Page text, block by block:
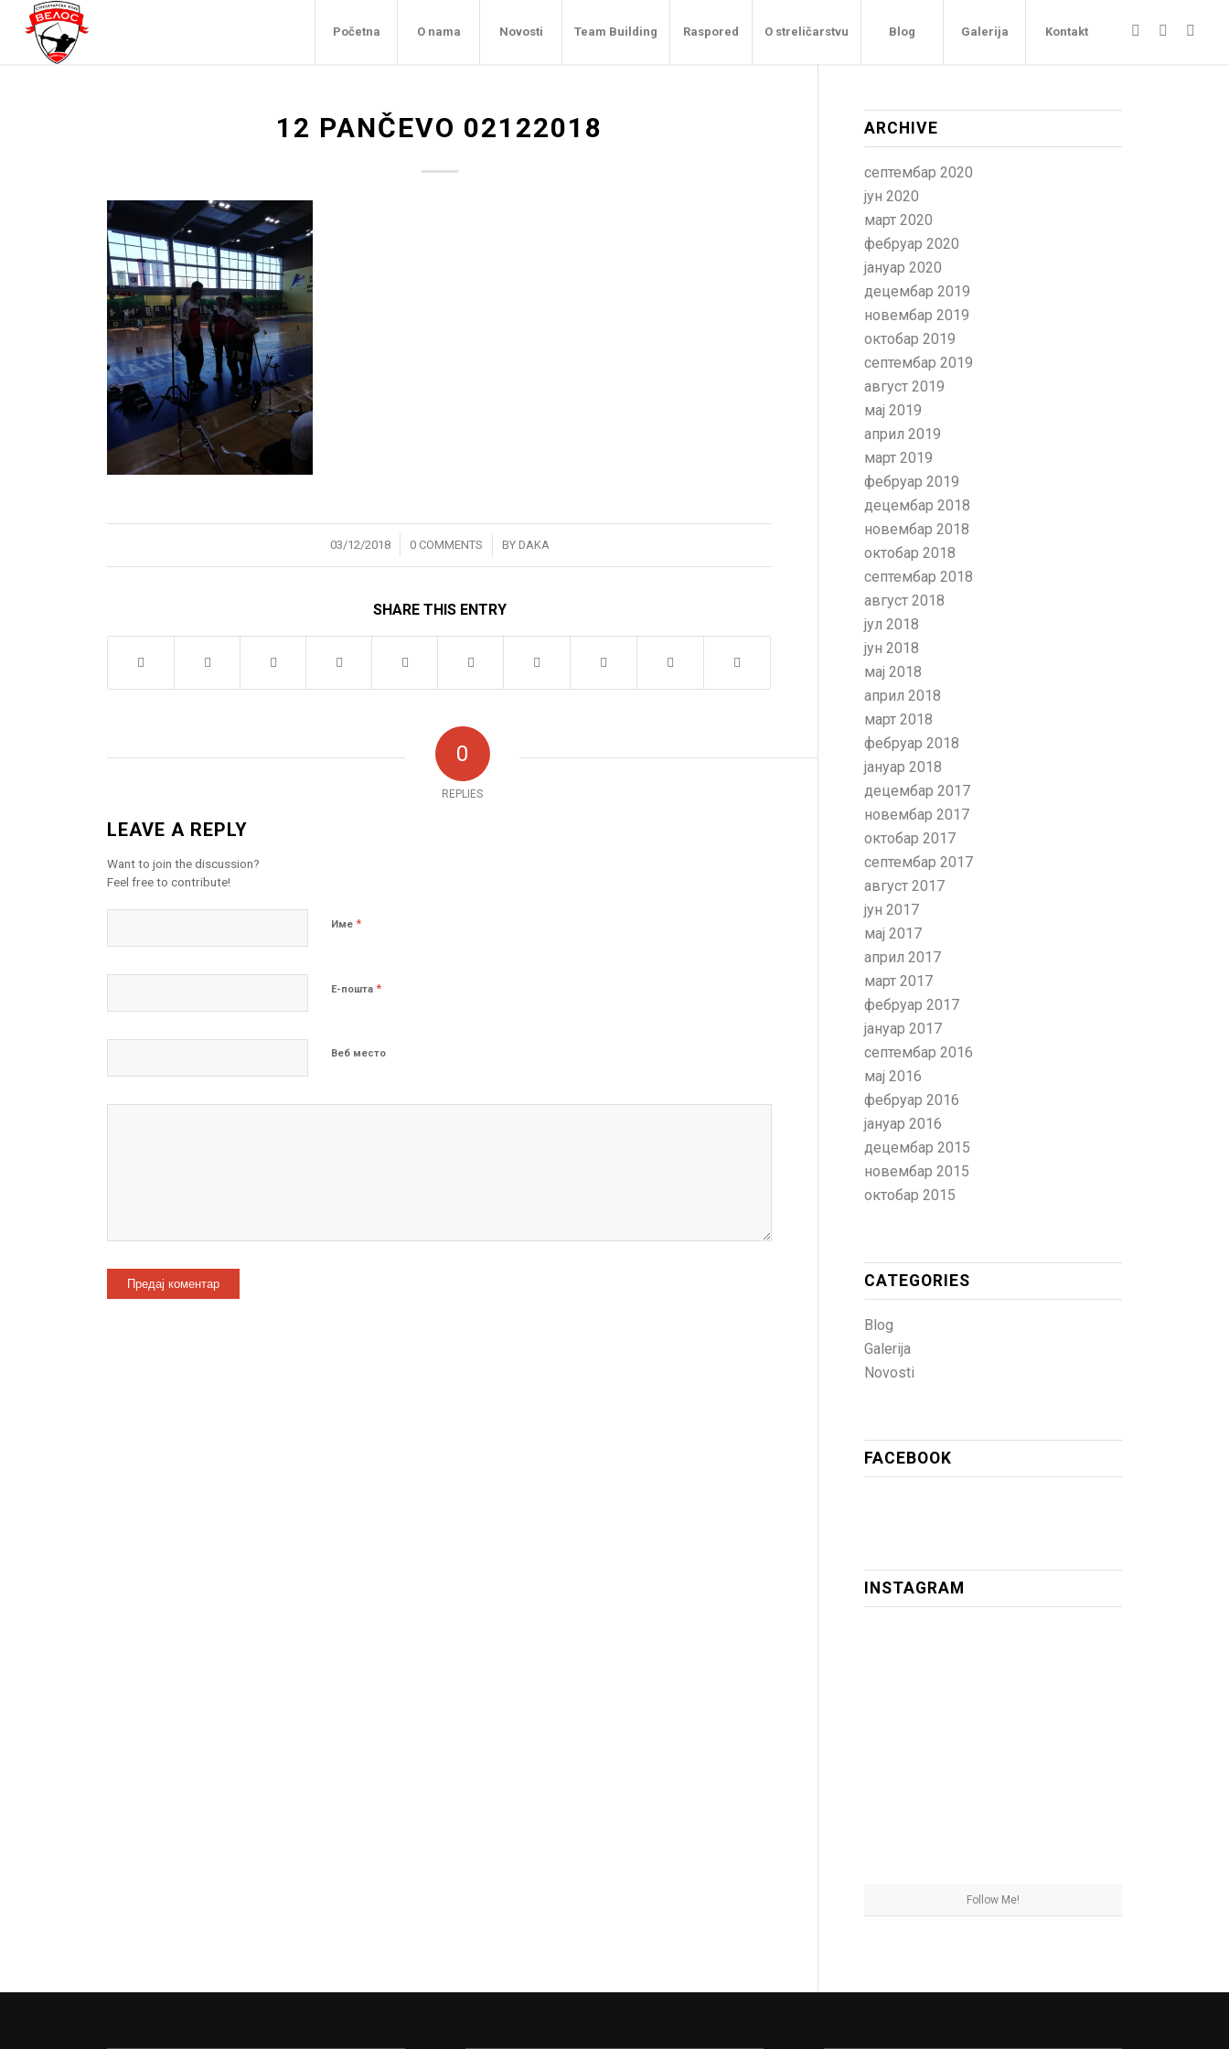
Početna O nama Novosti Team Building Raspored O streličarstvu Blog Galerija Kontakt
12 PANČEVO 02122018
03/12/2018
/ 0 COMMENTS
/ BY DAKA
SHARE THIS ENTRY
0
REPLIES
LEAVE A REPLY
Want to join the discussion?
Feel free to contribute!
Име*
Е-пошта*
Веб место
ARCHIVE
септембар 2020
јун 2020
март 2020
фебруар 2020
јануар 2020
децембар 2019
новембар 2019
октобар 2019
септембар 2019
август 2019
мај 2019
април 2019
март 2019
фебруар 2019
децембар 2018
новембар 2018
октобар 2018
септембар 2018
август 2018
јул 2018
јун 2018
мај 2018
април 2018
март 2018
фебруар 2018
јануар 2018
децембар 2017
новембар 2017
октобар 2017
септембар 2017
август 2017
јун 2017
мај 2017
април 2017
март 2017
фебруар 2017
јануар 2017
септембар 2016
мај 2016
фебруар 2016
јануар 2016
децембар 2015
новембар 2015
октобар 2015
CATEGORIES
Blog
Galerija
Novosti
FACEBOOK
INSTAGRAM
Follow Me!